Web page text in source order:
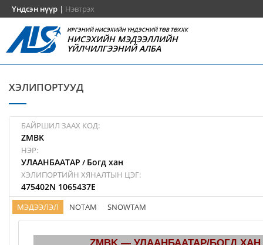
Үндсэн нүүр | Нэвтрэх
ИРГЭНИЙ НИСЭХИЙН ҮНДЭСНИЙ ТӨВ ТӨХХК
НИСЭХИЙН МЭДЭЭЛЛИЙН
ҮЙЛЧИЛГЭЭНИЙ АЛБА
ХЭЛИПОРТУУД
БАЙРШИЛ ЗААХ КОД:
ZMBK
НЭР:
УЛААНБААТАР / Богд хан
ХЭЛИПОРТИЙН ХЯНАЛТЫН ЦЭГ:
475402N 1065437E
МЭДЭЭЛЭЛ NOTAM SNOWTAM